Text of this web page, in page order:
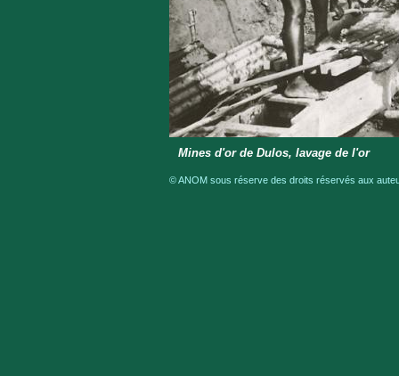
Mines d'or de Dulos, lavage de l'or
© ANOM sous réserve des droits réservés aux